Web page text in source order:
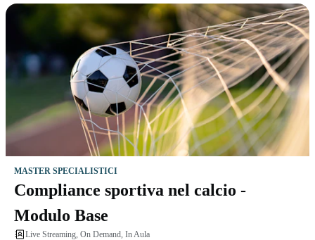
MASTER SPECIALISTICI
Compliance sportiva nel calcio -
Modulo Base
Live Streaming, On Demand, In Aula